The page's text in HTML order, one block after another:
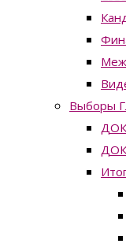
Выборы